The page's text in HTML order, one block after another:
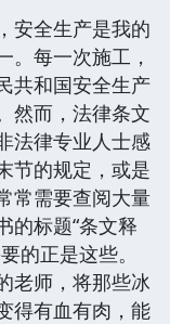
安全生产是我的
。每一次施工，
共和国安全生产
然而，法律条文
法律专业人士感
节的规定，或是
常需要查阅大量
的标题“条文释
的正是这些。
老师，将那些冰
得有血有肉，能